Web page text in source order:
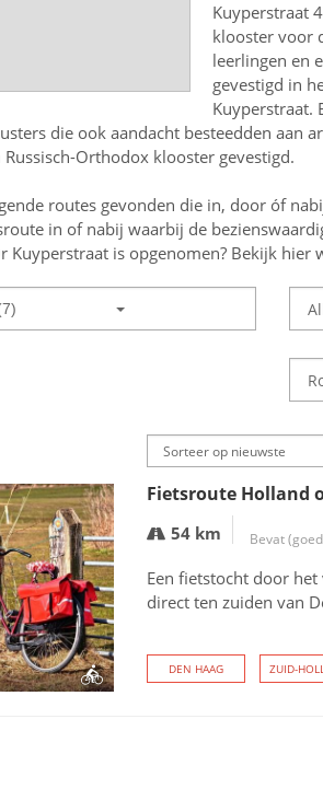
Kuyperstraat
klooster voor
leerlingen en
gevestigd in
Kuyperstraat.
die ook aandacht besteedden aan
Orthodox klooster gevestigd.
routes gevonden die in, door óf
in of nabij waarbij de
Kuyperstraat is opgenomen? Bekijk hier
Fietsroute Holland
54 km Bevat
Een fietstocht door
direct ten zuiden van
DEN HAAG ZUID-